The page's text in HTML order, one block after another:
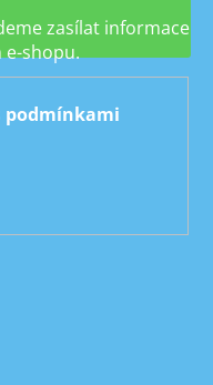
zasílat informace
e-shopu.
podmínkami